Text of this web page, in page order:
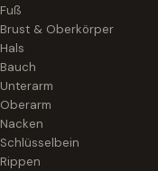
Fuß
Brust & Oberkörper
Hals
Bauch
Unterarm
Oberarm
Nacken
Schlüsselbein
Rippen